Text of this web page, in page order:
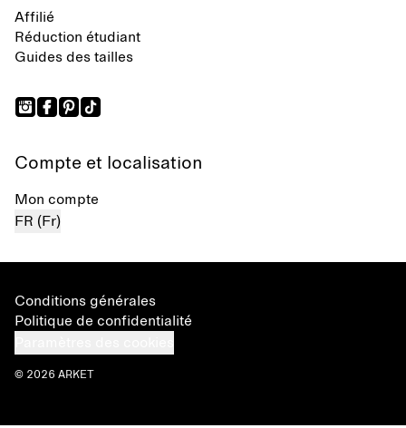
Affilié
Réduction étudiant
Guides des tailles
Compte et localisation
Mon compte
FR (Fr)
Conditions générales
Politique de confidentialité
© 2026 ARKET